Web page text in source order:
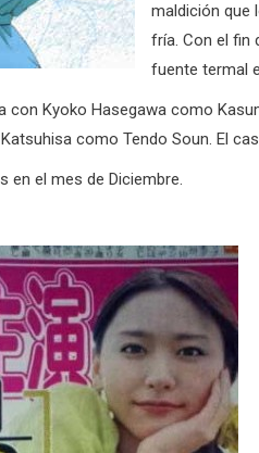
maldición que
fría. Con el fin
fuente termal
con Kyoko Hasegawa como
como Tendo Soun. El
en el mes de Diciembre.